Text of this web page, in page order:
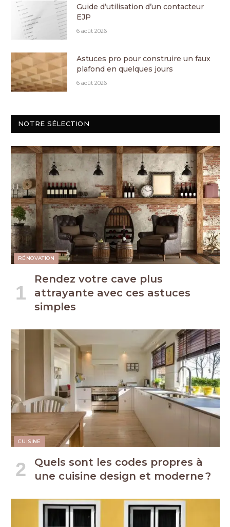
Guide d’utilisation d’un contacteur
EJP
6 août 2026
Astuces pro pour construire un faux
plafond en quelques jours
6 août 2026
NOTRE SÉLECTION
RÉNOVATION
Rendez votre cave plus
attrayante avec ces astuces
simples
CUISINE
Quels sont les codes propres à
une cuisine design et moderne ?